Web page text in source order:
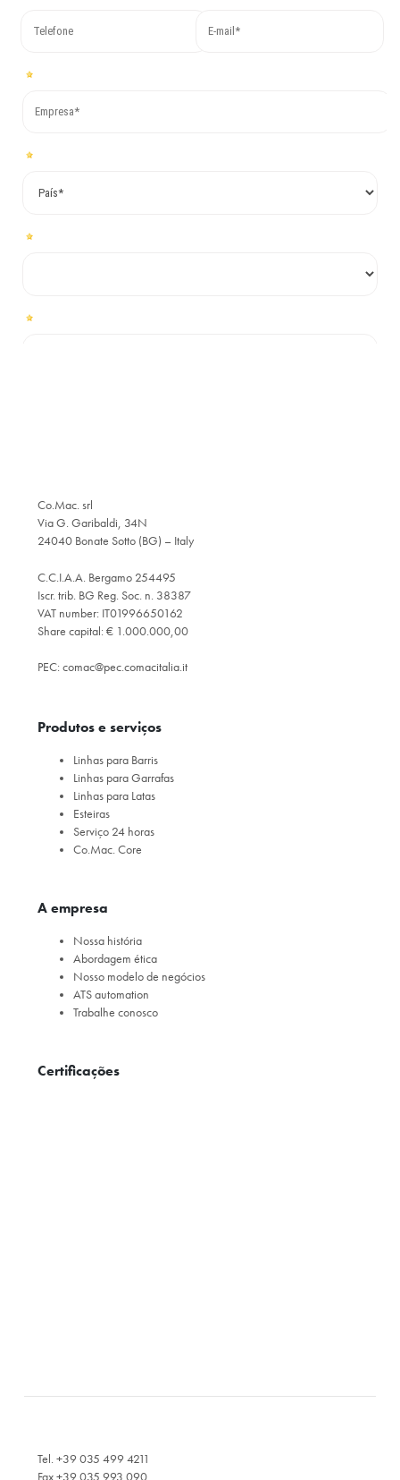
Co.Mac. srl
Via G. Garibaldi, 34N
24040 Bonate Sotto (BG) – Italy
C.C.I.A.A. Bergamo 254495
Iscr. trib. BG Reg. Soc. n. 38387
VAT number: IT01996650162
Share capital: € 1.000.000,00
PEC: comac@pec.comacitalia.it
Produtos e serviços
Linhas para Barris
Linhas para Garrafas
Linhas para Latas
Esteiras
Serviço 24 horas
Co.Mac. Core
A empresa
Nossa história
Abordagem ética
Nosso modelo de negócios
ATS automation
Trabalhe conosco
Certificações
Tel. +39 035 499 4211